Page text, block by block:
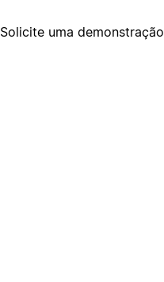
Solicite uma demonstração